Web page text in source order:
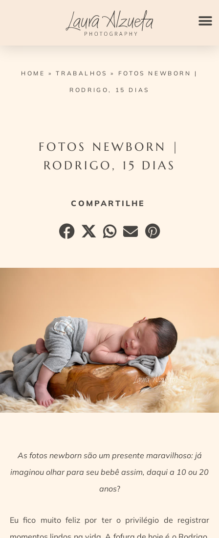
HOME »TRABALHOS » FOTOS NEWBORN |
RODRIGO, 15 DIAS
FOTOS NEWBORN |
RODRIGO, 15 DIAS
As fotos newborn são um presente maravilhoso: já
imaginou olhar para seu bebê assim, daqui a 10 ou 20
anos?
Eu fico muito feliz por ter o privilégio de registrar